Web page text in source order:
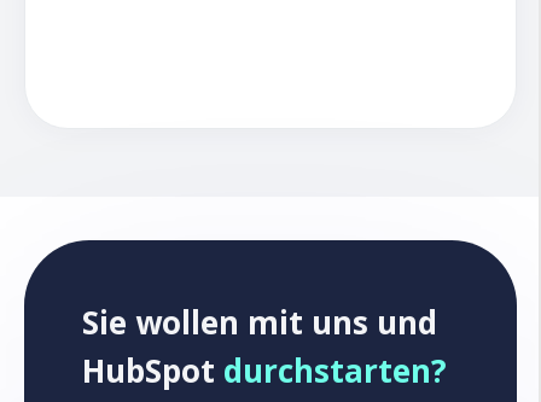
Sie wollen mit uns und
HubSpot durchstarten?